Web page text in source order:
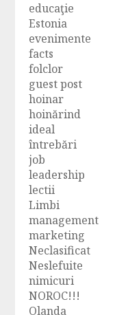
educaţie
Estonia
evenimente
facts
folclor
guest post
hoinar
hoinărind
ideal
întrebări
job
leadership
lectii
Limbi
management
marketing
Neclasificat
Neslefuite
nimicuri
NOROC!!!
Olanda